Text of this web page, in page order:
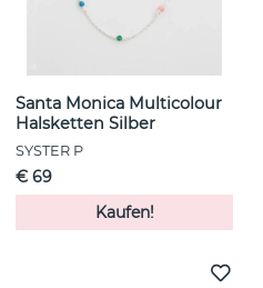
Santa Monica Multicolour
Halsketten Silber
SYSTER P
€ 69
Kaufen!